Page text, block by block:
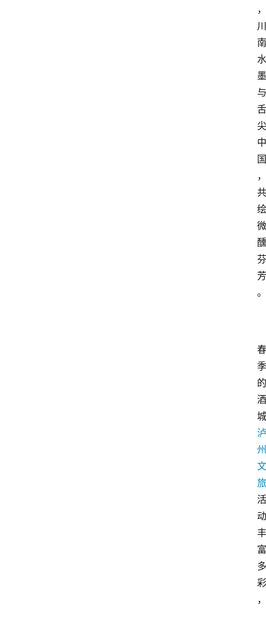
，
川
南
水
墨
与
舌
尖
中
国
，
共
绘
微
醺
芬
芳
。
春
季
的
酒
城
泸
州
文
旅
活
动
丰
富
多
彩
，